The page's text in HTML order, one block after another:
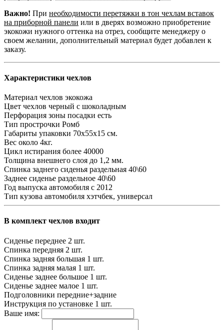
Важно! При необходимости перетяжки в тон чехлам вставок
на приборной панели или в дверях возможно приобретение
экокожи нужного оттенка на отрез, сообщите менеджеру о
своем желании, дополнительный материал будет добавлен к
заказу.
Характеристики чехлов
Материал чехлов экокожа
Цвет чехлов черный с шоколадным
Перфорация зоны посадки есть
Тип прострочки Ромб
Габариты упаковки 70х55х15 см.
Вес около 4кг.
Цикл истирания более 40000
Толщина внешнего слоя до 1,2 мм.
Спинка заднего сиденья раздельная 40\60
Заднее сиденье раздельное 40\60
Год выпуска автомобиля с 2012
Тип кузова автомобиля хэтчбек, универсал
В комплект чехлов входит
Сиденье переднее 2 шт.
Спинка передняя 2 шт.
Спинка задняя большая 1 шт.
Спинка задняя малая 1 шт.
Сиденье заднее большое 1 шт.
Сиденье заднее малое 1 шт.
Подголовники передние+задние
Инструкция по установке 1 шт.
Ваше имя: